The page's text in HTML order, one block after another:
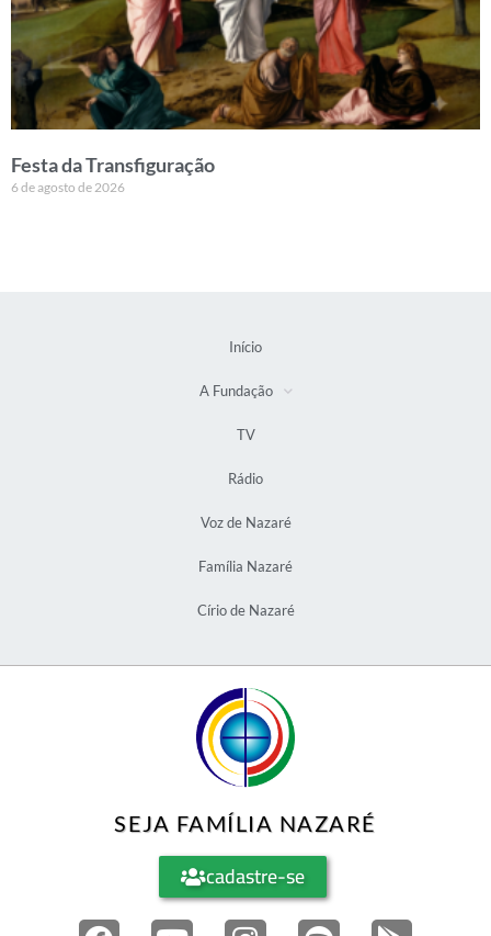
Festa da Transfiguração
6 de agosto de 2026
Início
A Fundação
TV
Rádio
Voz de Nazaré
Família Nazaré
Círio de Nazaré
SEJA FAMÍLIA NAZARÉ
cadastre-se